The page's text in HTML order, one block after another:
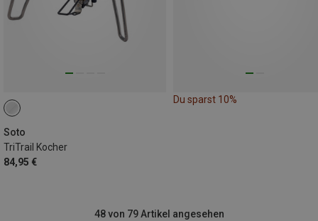
Soto
TriTrail Kocher
84,95 €
Du sparst 10%
48 von 79 Artikel angesehen